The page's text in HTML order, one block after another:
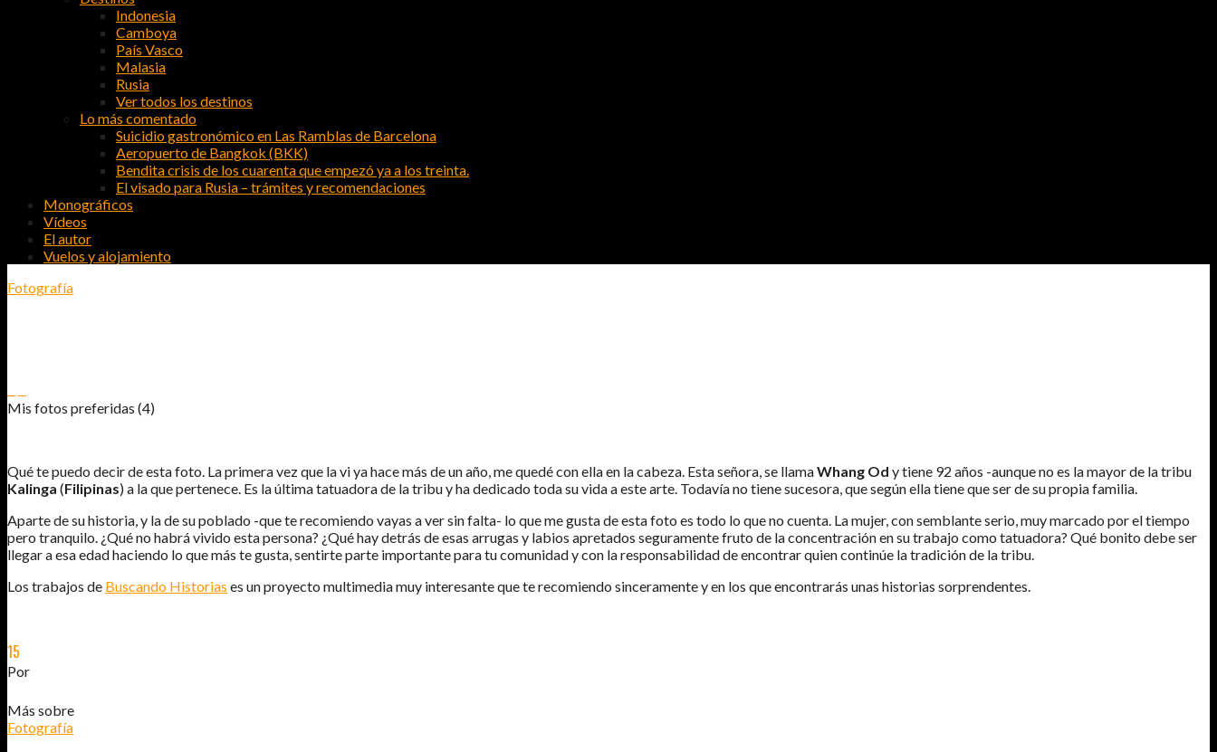
Indonesia
Camboya
País Vasco
Malasia
Rusia
Ver todos los destinos
Lo más comentado
Suicidio gastronómico en Las Ramblas de Barcelona
Aeropuerto de Bangkok (BKK)
Bendita crisis de los cuarenta que empezó ya a los treinta.
El visado para Rusia – trámites y recomendaciones
Monográficos
Vídeos
El autor
Vuelos y alojamiento
Fotografía
Mis fotos preferidas (4)
Qué te puedo decir de esta foto. La primera vez que la vi ya hace más de un año, me quedé con ella en la cabeza. Esta señora, se llamaWhang Od y tiene 92 años -aunque no es la mayor de la tribu
Kalinga (Filipinas) a la que pertenece. Es la última tatuadora de la tribu y ha dedicado toda su vida a este arte. Todavía no tiene sucesora, que según ella tiene que ser de su propia familia.
Aparte de su historia, y la de su poblado -que te recomiendo vayas a ver sin falta- lo que me gusta de esta foto es todo lo que no cuenta. La mujer, con semblante serio, muy marcado por el tiempo
pero tranquilo. ¿Qué no habrá vivido esta persona? ¿Qué hay detrás de esas arrugas y labios apretados seguramente fruto de la concentración en su trabajo como tatuadora? Qué bonito debe ser
llegar a esa edad haciendo lo que más te gusta, sentirte parte importante para tu comunidad y con la responsabilidad de encontrar quien continúe la tradición de la tribu.
Los trabajos de Buscando Historias es un proyecto multimedia muy interesante que te recomiendo sinceramente y en los que encontrarás unas historias sorprendentes.
15
Por
Más sobre
Fotografía